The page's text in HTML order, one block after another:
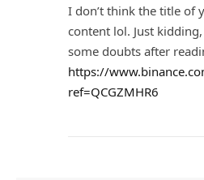
I don’t think the title of
content lol. Just
some doubts after
https://
ref=QCGZMHR6